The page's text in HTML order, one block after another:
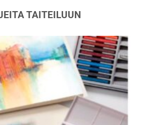
TAITEILUUN